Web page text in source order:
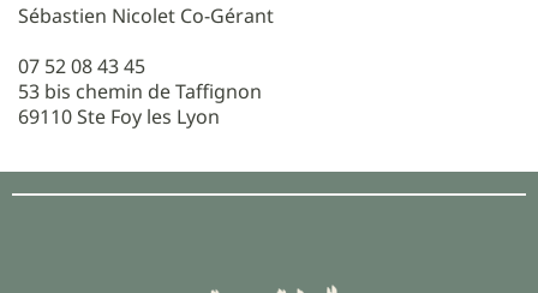
Sébastien Nicolet Co-Gérant
07 52 08 43 45
53 bis chemin de Taffignon
69110 Ste Foy les Lyon